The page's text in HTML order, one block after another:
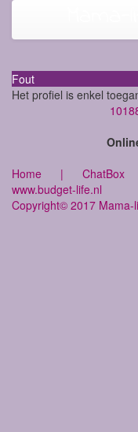
Fout
Het profiel is enkel
Home | ChatBox
www.budget-life.nl
Copyright© 2017 Mama-